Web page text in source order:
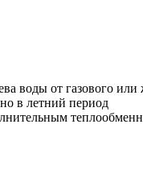
воды от газового
в летний период